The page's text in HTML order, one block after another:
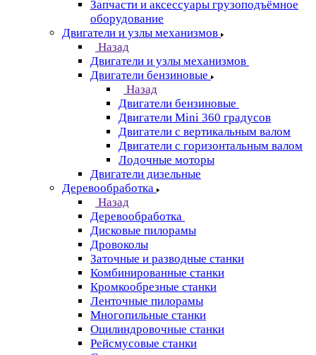
Запчасти и аксессуары грузоподъёмное
оборудование
Двигатели и узлы механизмов
Назад
Двигатели и узлы механизмов
Двигатели бензиновые
Назад
Двигатели бензиновые
Двигатели Mini 360 градусов
Двигатели с вертикальным валом
Двигатели с горизонтальным валом
Лодочные моторы
Двигатели дизельные
Деревообработка
Назад
Деревообработка
Дисковые пилорамы
Дровоколы
Заточные и разводные станки
Комбинированные станки
Кромкообрезные станки
Ленточные пилорамы
Многопильные станки
Оцилиндровочные станки
Рейсмусовые станки